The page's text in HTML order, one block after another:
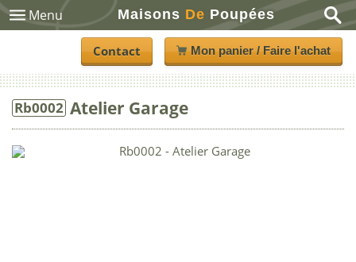
Menu Maisons De Poupées
Contact Mon panier / Faire l'achat
Rb0002 Atelier Garage